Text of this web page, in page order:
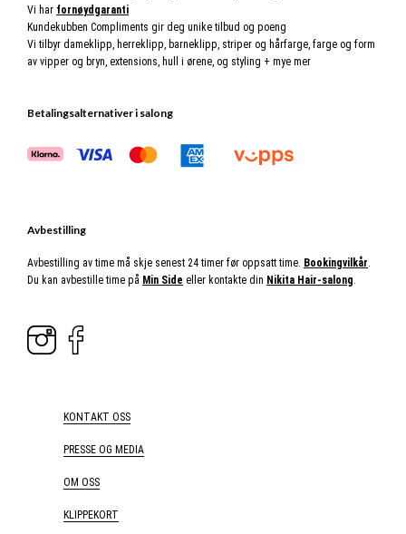
Vi har fornøydgaranti
Kundekubben Compliments gir deg unike tilbud og poeng
Vi tilbyr dameklipp, herreklipp, barneklipp, striper og hårfarge, farge og form
av vipper og bryn, extensions, hull i ørene, og styling + mye mer
Betalingsalternativer i salong
Avbestilling
Avbestilling av time må skje senest 24 timer før oppsatt time. Bookingvilkår.
Du kan avbestille time på Min Side eller kontakte din Nikita Hair-salong.
KONTAKT OSS
PRESSE OG MEDIA
OM OSS
KLIPPEKORT